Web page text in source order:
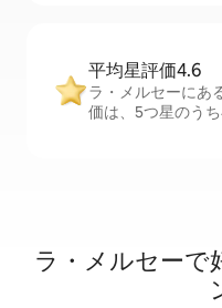
平均星評価4.6
ラ・メルセーにあ
価は、5つ星のう
ラ・メルセーで